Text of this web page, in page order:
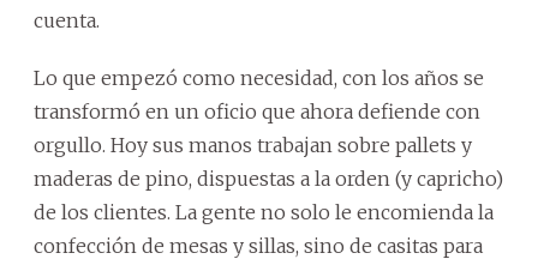
cuenta.
Lo que empezó como necesidad, con los años se
transformó en un oficio que ahora defiende con
orgullo. Hoy sus manos trabajan sobre pallets y
maderas de pino, dispuestas a la orden (y capricho)
de los clientes. La gente no solo le encomienda la
confección de mesas y sillas, sino de casitas para